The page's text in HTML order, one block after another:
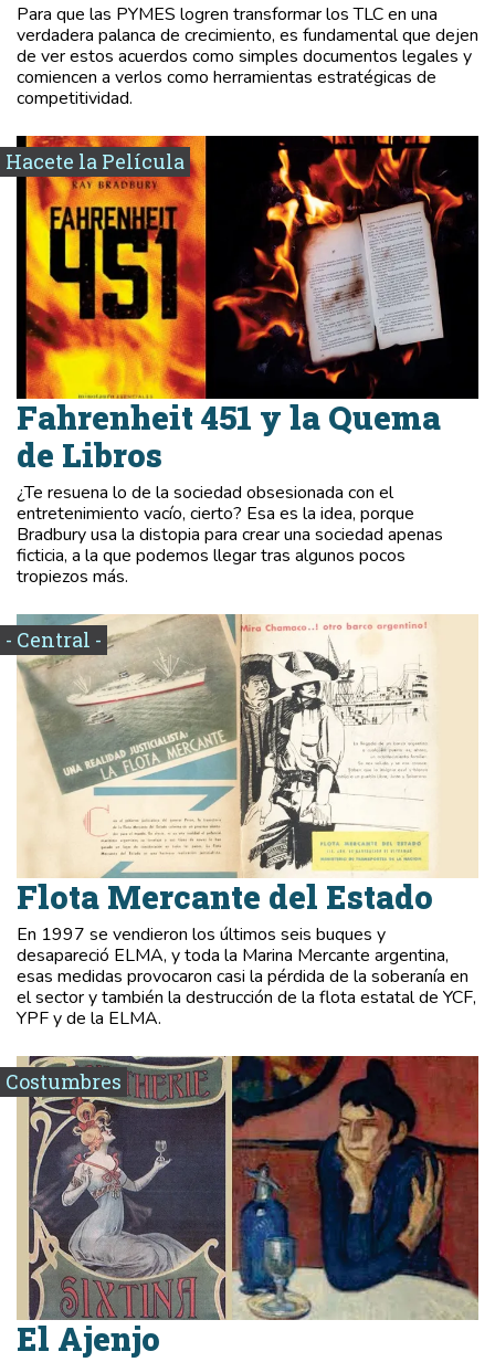
Para que las PYMES logren transformar los TLC en una
verdadera palanca de crecimiento, es fundamental que dejen
de ver estos acuerdos como simples documentos legales y
comiencen a verlos como herramientas estratégicas de
competitividad.
Hacete la Película
Fahrenheit 451 y la Quema
de Libros
¿Te resuena lo de la sociedad obsesionada con el
entretenimiento vacío, cierto? Esa es la idea, porque
Bradbury usa la distopia para crear una sociedad apenas
ficticia, a la que podemos llegar tras algunos pocos
tropiezos más.
- Central -
Flota Mercante del Estado
En 1997 se vendieron los últimos seis buques y
desapareció ELMA, y toda la Marina Mercante argentina,
esas medidas provocaron casi la pérdida de la soberanía en
el sector y también la destrucción de la flota estatal de YCF,
YPF y de la ELMA.
Costumbres
El Ajenjo